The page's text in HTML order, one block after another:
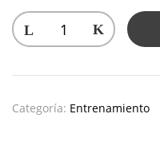
Categoría: Entrenamiento